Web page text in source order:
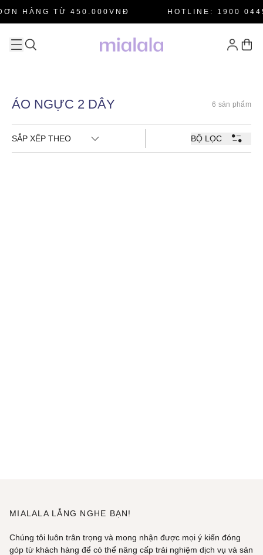
HÀNG TỪ 450.000VNĐ HOTLINE: 1900
ÁO NGỰC 2 DÂY 6 sản phẩm
SẮP XẾP THEO BỘ LỌC
MIALALA LẮNG NGHE BẠN!
Chúng tôi luôn trân trọng và mong nhận được mọi ý kiến đóng
góp từ khách hàng để có thể nâng cấp trải nghiệm dịch vụ và sản